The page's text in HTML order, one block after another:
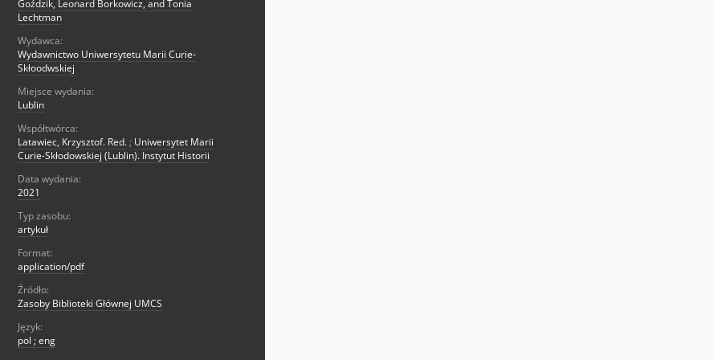
Goździk, Leonard Borkowicz, and Tonia
Lechtman
Wydawca:
Wydawnictwo Uniwersytetu Marii Curie-
Skłoodwskiej
Miejsce wydania:
Lublin
Współtwórca:
Latawiec, Krzysztof. Red. ; Uniwersytet Marii
Curie-Skłodowskiej (Lublin). Instytut Historii
Data wydania:
2021
Typ zasobu:
artykuł
Format:
application/pdf
Źródło:
Zasoby Biblioteki Głównej UMCS
Język:
pol ; eng